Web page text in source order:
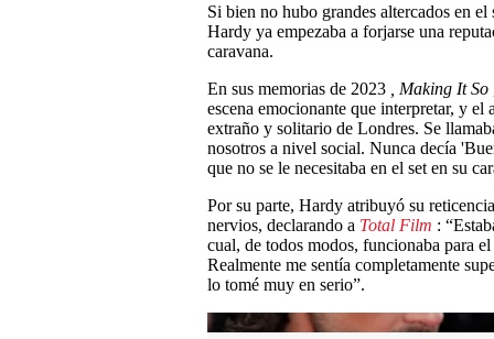
Si bien no hubo grandes altercados en
Hardy ya empezaba a forjarse una
caravana.
En sus memorias de 2023
, Making It So
escena emocionante que interpretar, y
extraño y solitario de Londres. Se
nosotros a nivel social. Nunca decía
que no se le necesitaba en el set en su
Por su parte, Hardy atribuyó su
nervios, declarando a Total Film :
cual, de todos modos, funcionaba para
Realmente me sentía completamente
lo tomé muy en serio”.